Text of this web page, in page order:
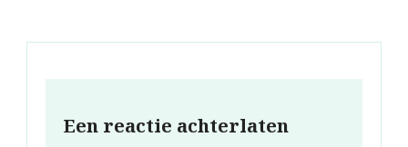
Een reactie achterlaten